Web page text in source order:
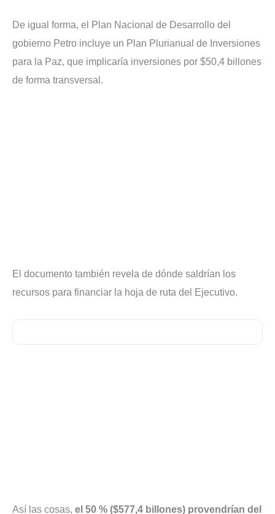
De igual forma, el Plan Nacional de Desarrollo del
gobierno Petro incluye un Plan Plurianual de Inversiones
para la Paz, que implicaría inversiones por $50,4 billones
de forma transversal.
El documento también revela de dónde saldrían los
recursos para financiar la hoja de ruta del Ejecutivo.
Así las cosas, el 50 % ($577,4 billones) provendrían del